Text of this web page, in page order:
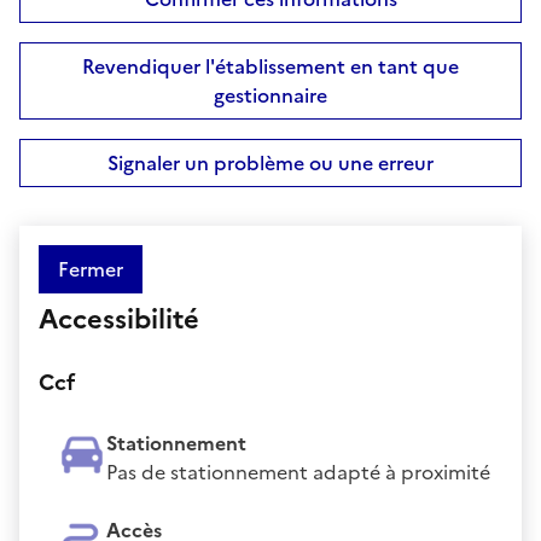
Revendiquer l'établissement en tant que
gestionnaire
Signaler un problème ou une erreur
Fermer
Accessibilité
Ccf
Stationnement
Pas de stationnement adapté à proximité
Accès